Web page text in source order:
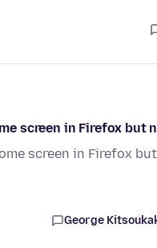
screen in Firefox but
screen in Firefox
George